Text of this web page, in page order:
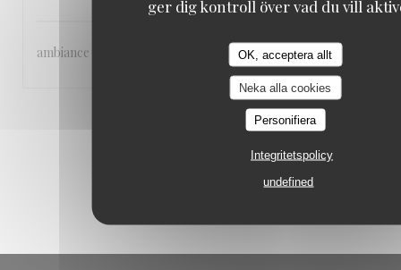
ger dig kontroll över vad du vill
OK, acceptera allt
Neka alla cookies
Personifiera
Integritetspolicy
undefined
ambiance - accueil agréable - qualité de la cuisine
2 3